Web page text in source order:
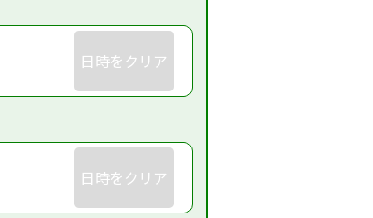
日時をクリア
日時をクリア